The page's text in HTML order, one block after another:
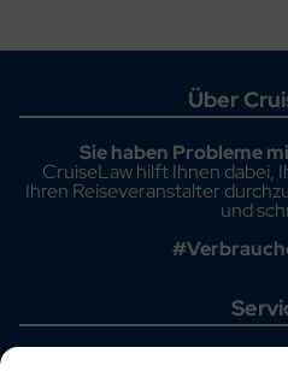
Über
Sie haben Probleme
CruiseLaw hilft Ihnen dabei,
Ihren Reiseveranstalter
und